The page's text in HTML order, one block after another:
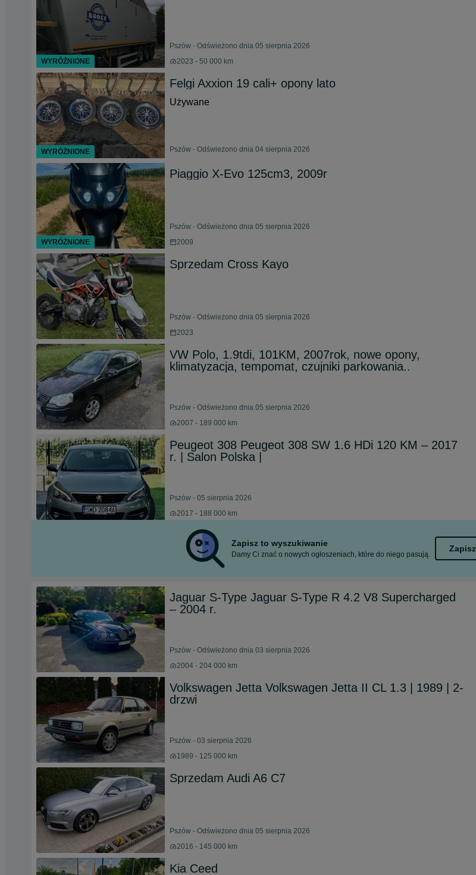
Pszów - Odświeżono dnia 05 sierpnia 2026
2023 - 50 000 km
Felgi Axxion 19 cali+ opony lato
Używane
Pszów - Odświeżono dnia 04 sierpnia 2026
Piaggio X-Evo 125cm3, 2009r
Pszów - Odświeżono dnia 05 sierpnia 2026
2009
Sprzedam Cross Kayo
Pszów - Odświeżono dnia 05 sierpnia 2026
2023
VW Polo, 1.9tdi, 101KM, 2007rok, nowe opony,
klimatyzacja, tempomat, czujniki parkowania..
Pszów - Odświeżono dnia 05 sierpnia 2026
2007 - 189 000 km
Peugeot 308 Peugeot 308 SW 1.6 HDi 120 KM – 2017
r. | Salon Polska |
Pszów - 05 sierpnia 2026
2017 - 188 000 km
Zapisz to wyszukiwanie
Damy Ci znać o nowych ogłoszeniach, które do niego pasują.
Zapisz
Jaguar S-Type Jaguar S-Type R 4.2 V8 Supercharged
– 2004 r.
Pszów - Odświeżono dnia 03 sierpnia 2026
2004 - 204 000 km
Volkswagen Jetta Volkswagen Jetta II CL 1.3 | 1989 | 2-
drzwi
Pszów - 03 sierpnia 2026
1989 - 125 000 km
Sprzedam Audi A6 C7
Pszów - Odświeżono dnia 05 sierpnia 2026
2016 - 145 000 km
Kia Ceed
WYRÓŻNIONE
WYRÓŻNIONE
WYRÓŻNIONE